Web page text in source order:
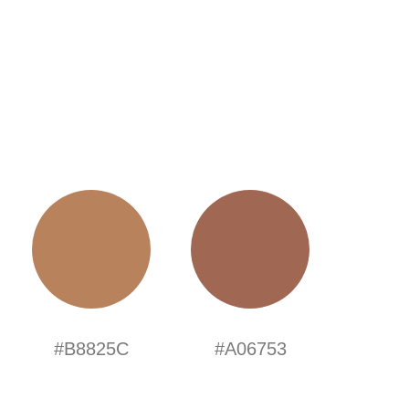
#B8825C #A06753